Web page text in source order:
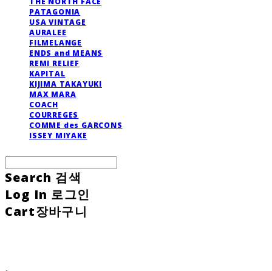
PATAGONIA
USA VINTAGE
AURALEE
FILMELANGE
ENDS and MEANS
REMI RELIEF
KAPITAL
KIJIMA TAKAYUKI
MAX MARA
COACH
COURREGES
COMME des GARCONS
ISSEY MIYAKE
Search 검색
Log In 로그인
Cart장바구니